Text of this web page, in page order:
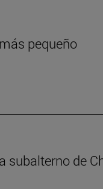
pequeño
subalterno de